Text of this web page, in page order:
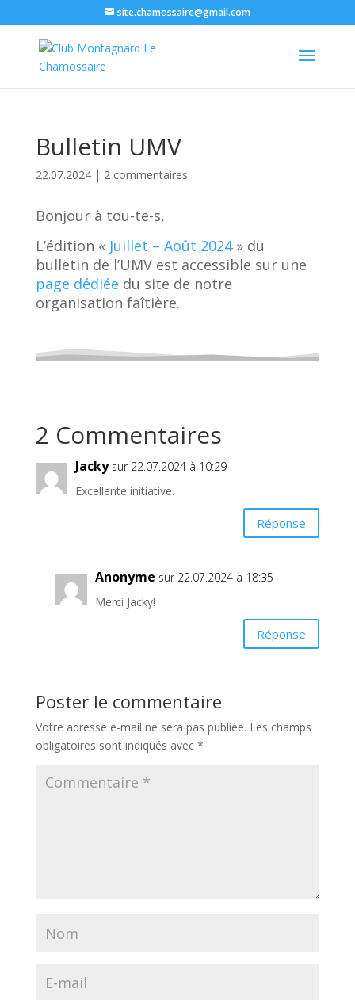
site.chamossaire@gmail.com
Bulletin UMV
22.07.2024| 2 commentaires
Bonjour à tou-te-s,
L’édition « Juillet – Août 2024» du
bulletin de l’UMV est accessible sur une
page dédiée du site de notre
organisation faîtière.
2 Commentaires
Jacky sur 22.07.2024 à 10:29
Excellente initiative.
Réponse
Anonyme sur 22.07.2024 à 18:35
Merci Jacky!
Réponse
Poster le commentaire
Votre adresse e-mail ne sera pas publiée. Les champs
obligatoires sont indiqués avec *